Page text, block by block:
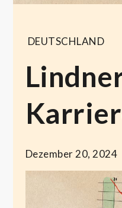
DEUTSCHLAND
Dezember 20, 2024